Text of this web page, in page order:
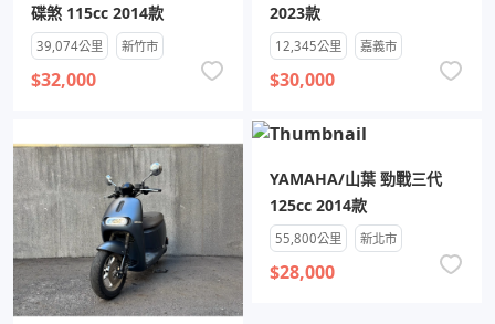
碟煞 115cc 2014款
39,074公里 新竹市
$32,000
2023款
12,345公里 嘉義市
$30,000
YAMAHA/山葉 勁戰三代
125cc 2014款
55,800公里 新北市
$28,000